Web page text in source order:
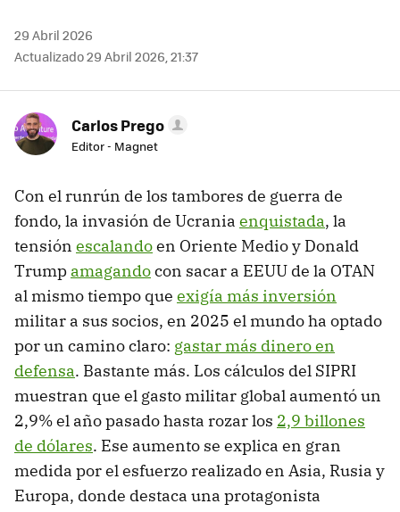
29 Abril 2026
Actualizado 29 Abril 2026, 21:37
Carlos Prego
Editor - Magnet
Con el runrún de los tambores de guerra de
fondo, la invasión de Ucrania enquistada, la
tensión escalandoen Oriente Medio y Donald
Trump amagandocon sacar a EEUU de la OTAN
al mismo tiempo que exigía más inversión
militar a sus socios, en 2025 el mundo ha optado
por un camino claro: gastar más dinero en
defensa. Bastante más. Los cálculos del SIPRI
muestran que el gasto militar global aumentó un
2,9% el año pasado hasta rozar los 2,9 billones
de dólares. Ese aumento se explica en gran
medida por el esfuerzo realizado en Asia, Rusia y
Europa, donde destaca una protagonista